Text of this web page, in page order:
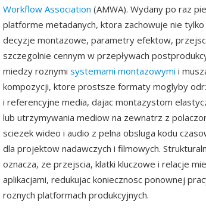
Workflow Association (AMWA). Wydany po raz
platforme metadanych, ktora zachowuje nie
decyzje montazowe, parametry efektow,
szczegolnie cennym w przepływach
miedzy roznymi systemami montazowymi i
kompozycji, ktore prostsze formaty moglyby
i referencyjne media, dajac montazystom
lub utrzymywania mediow na zewnatrz z
sciezek wideo i audio z pelna obsluga kodu
dla projektow nadawczych i filmowych.
oznacza, ze przejscia, klatki kluczowe i relacje
aplikacjami, redukujac koniecznosc ponownej
roznych platformach produkcyjnych.